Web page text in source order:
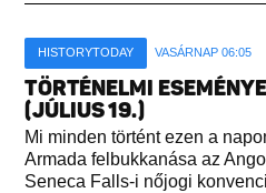
HISTORYTODAY VASÁRNAP 06:05
TÖRTÉNELMI
(JÚLIUS 19.)
Mi minden történt ezen a
Armada felbukkanása az
Seneca Falls-i nőjogi